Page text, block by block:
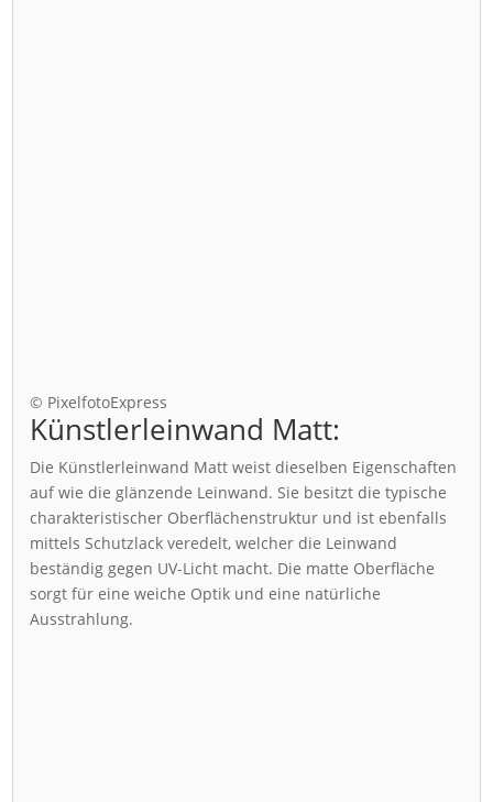
© PixelfotoExpress
Künstlerleinwand Matt:
Die Künstlerleinwand Matt weist dieselben Eigenschaften
auf wie die glänzende Leinwand. Sie besitzt die typische
charakteristischer Oberflächenstruktur und ist ebenfalls
mittels Schutzlack veredelt, welcher die Leinwand
beständig gegen UV-Licht macht. Die matte Oberfläche
sorgt für eine weiche Optik und eine natürliche
Ausstrahlung.